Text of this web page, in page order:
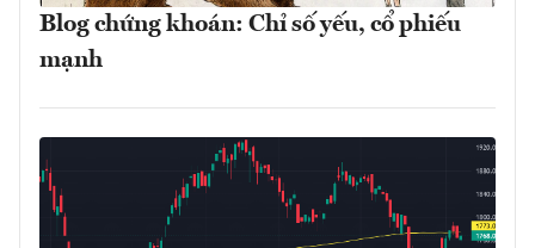
Blog chứng khoán: Chỉ số yếu, cổ phiếu
mạnh